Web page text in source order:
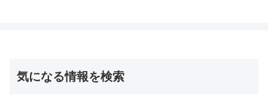
気になる情報を検索